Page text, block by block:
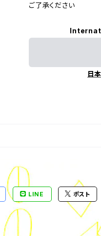
ご了承ください
日
LINE ポスト